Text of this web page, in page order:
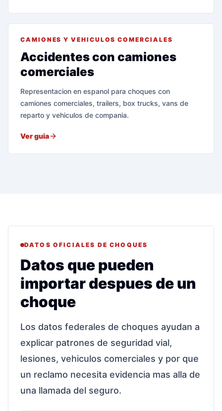
CAMIONES Y VEHICULOS COMERCIALES
Accidentes con camiones
comerciales
Representacion en espanol para choques con
camiones comerciales, trailers, box trucks, vans de
reparto y vehiculos de compania.
Ver guia
DATOS OFICIALES DE CHOQUES
Datos que pueden
importar despues de un
choque
Los datos federales de choques ayudan a
explicar patrones de seguridad vial,
lesiones, vehiculos comerciales y por que
un reclamo necesita evidencia mas alla de
una llamada del seguro.